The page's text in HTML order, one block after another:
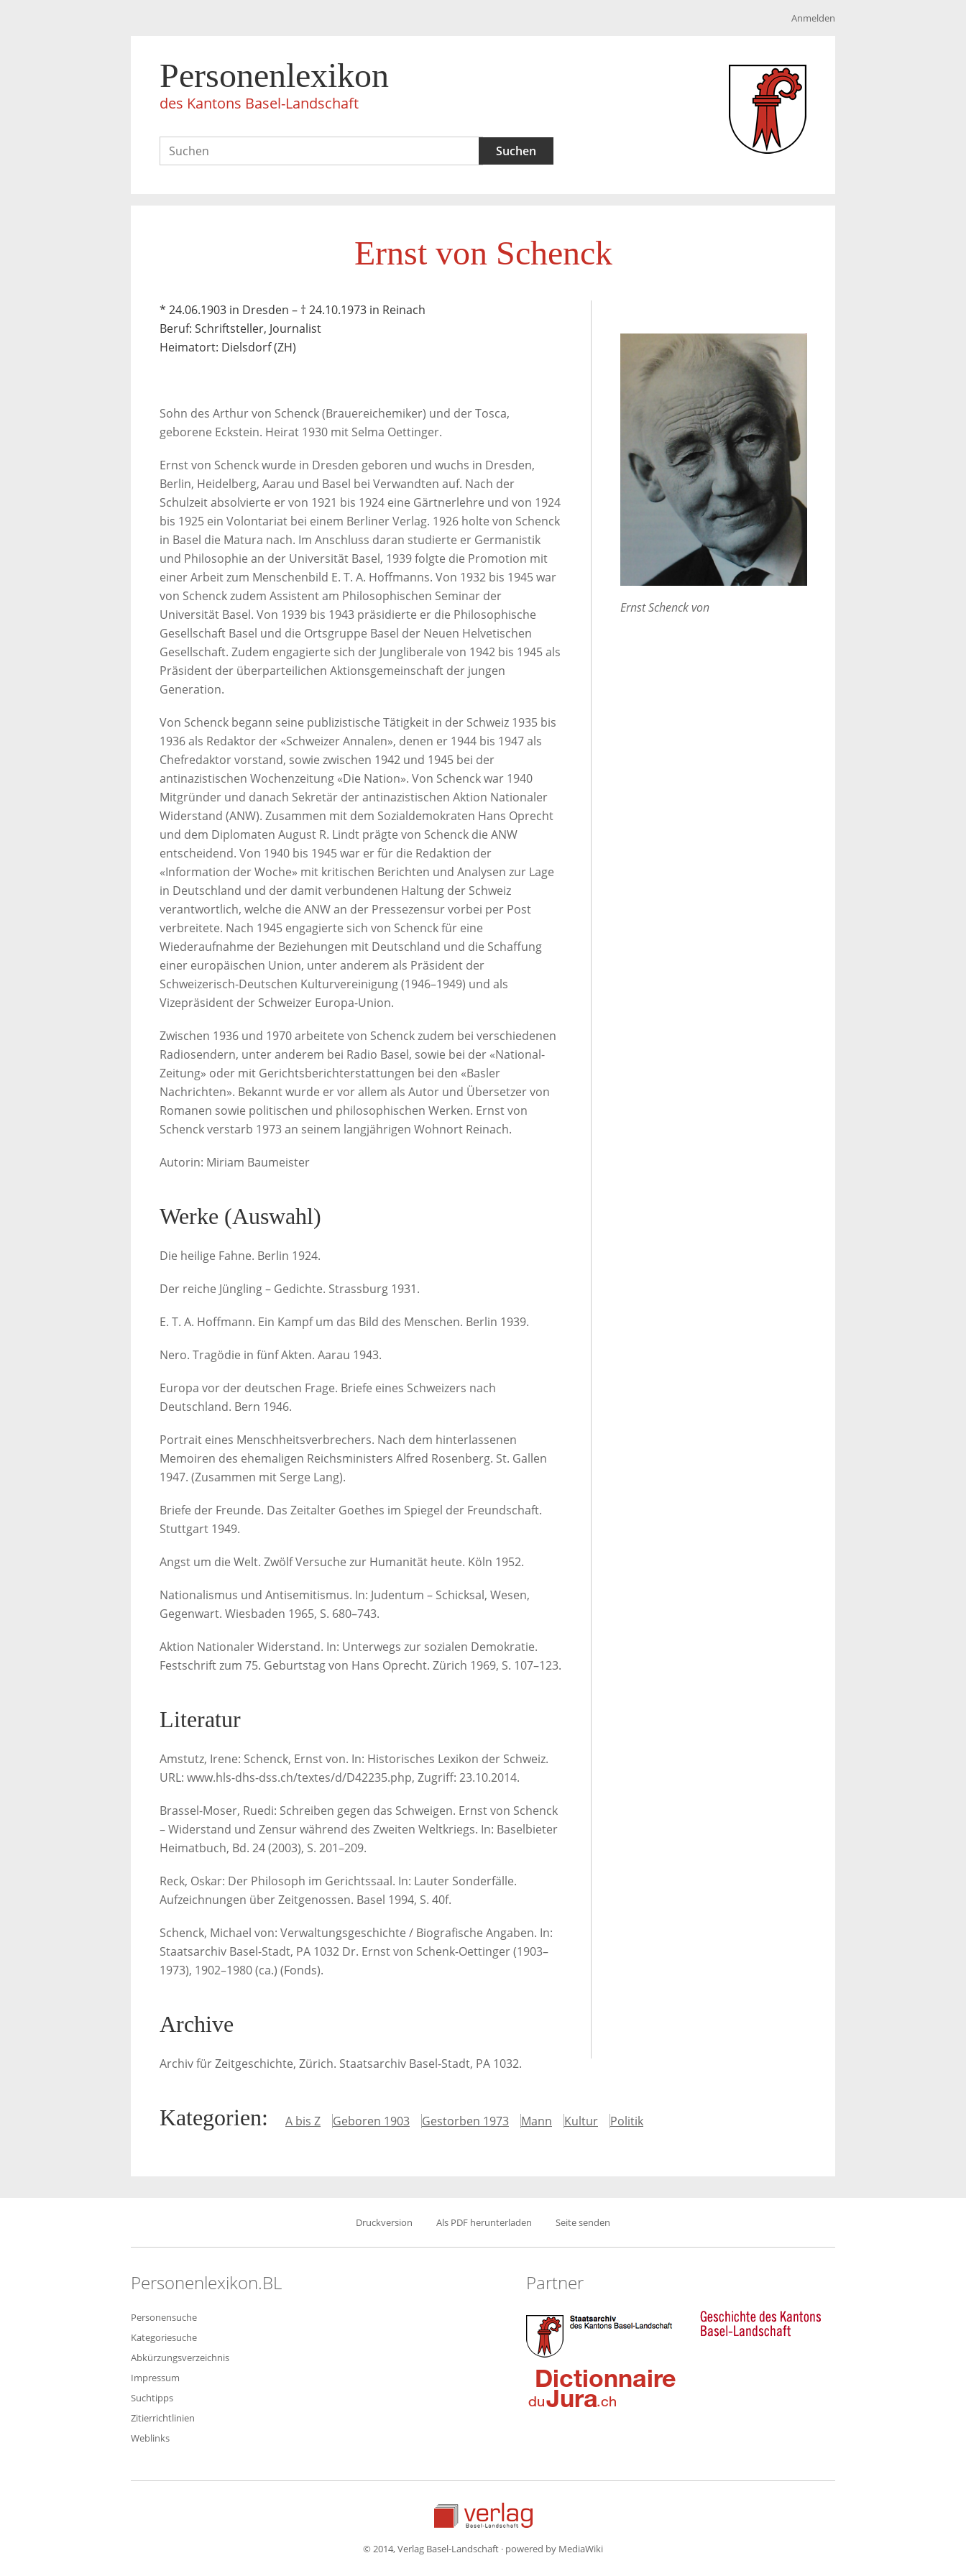
Anmelden
Personenlexikon
des Kantons Basel-Landschaft
Ernst von Schenck
* 24.06.1903 in Dresden – † 24.10.1973 in Reinach
Beruf: Schriftsteller, Journalist
Heimatort: Dielsdorf (ZH)
Ernst Schenck von
Sohn des Arthur von Schenck (Brauereichemiker) und der Tosca,
geborene Eckstein. Heirat 1930 mit Selma Oettinger.
Ernst von Schenck wurde in Dresden geboren und wuchs in Dresden,
Berlin, Heidelberg, Aarau und Basel bei Verwandten auf. Nach der
Schulzeit absolvierte er von 1921 bis 1924 eine Gärtnerlehre und von 1924
bis 1925 ein Volontariat bei einem Berliner Verlag. 1926 holte von Schenck
in Basel die Matura nach. Im Anschluss daran studierte er Germanistik
und Philosophie an der Universität Basel, 1939 folgte die Promotion mit
einer Arbeit zum Menschenbild E. T. A. Hoffmanns. Von 1932 bis 1945 war
von Schenck zudem Assistent am Philosophischen Seminar der
Universität Basel. Von 1939 bis 1943 präsidierte er die Philosophische
Gesellschaft Basel und die Ortsgruppe Basel der Neuen Helvetischen
Gesellschaft. Zudem engagierte sich der Jungliberale von 1942 bis 1945 als
Präsident der überparteilichen Aktionsgemeinschaft der jungen
Generation.
Von Schenck begann seine publizistische Tätigkeit in der Schweiz 1935 bis
1936 als Redaktor der «Schweizer Annalen», denen er 1944 bis 1947 als
Chefredaktor vorstand, sowie zwischen 1942 und 1945 bei der
antinazistischen Wochenzeitung «Die Nation». Von Schenck war 1940
Mitgründer und danach Sekretär der antinazistischen Aktion Nationaler
Widerstand (ANW). Zusammen mit dem Sozialdemokraten Hans Oprecht
und dem Diplomaten August R. Lindt prägte von Schenck die ANW
entscheidend. Von 1940 bis 1945 war er für die Redaktion der
«Information der Woche» mit kritischen Berichten und Analysen zur Lage
in Deutschland und der damit verbundenen Haltung der Schweiz
verantwortlich, welche die ANW an der Pressezensur vorbei per Post
verbreitete. Nach 1945 engagierte sich von Schenck für eine
Wiederaufnahme der Beziehungen mit Deutschland und die Schaffung
einer europäischen Union, unter anderem als Präsident der
Schweizerisch-Deutschen Kulturvereinigung (1946–1949) und als
Vizepräsident der Schweizer Europa-Union.
Zwischen 1936 und 1970 arbeitete von Schenck zudem bei verschiedenen
Radiosendern, unter anderem bei Radio Basel, sowie bei der «National-
Zeitung» oder mit Gerichtsberichterstattungen bei den «Basler
Nachrichten». Bekannt wurde er vor allem als Autor und Übersetzer von
Romanen sowie politischen und philosophischen Werken. Ernst von
Schenck verstarb 1973 an seinem langjährigen Wohnort Reinach.
Autorin: Miriam Baumeister
Werke (Auswahl)
Die heilige Fahne. Berlin 1924.
Der reiche Jüngling – Gedichte. Strassburg 1931.
E. T. A. Hoffmann. Ein Kampf um das Bild des Menschen. Berlin 1939.
Nero. Tragödie in fünf Akten. Aarau 1943.
Europa vor der deutschen Frage. Briefe eines Schweizers nach
Deutschland. Bern 1946.
Portrait eines Menschheitsverbrechers. Nach dem hinterlassenen
Memoiren des ehemaligen Reichsministers Alfred Rosenberg. St. Gallen
1947. (Zusammen mit Serge Lang).
Briefe der Freunde. Das Zeitalter Goethes im Spiegel der Freundschaft.
Stuttgart 1949.
Angst um die Welt. Zwölf Versuche zur Humanität heute. Köln 1952.
Nationalismus und Antisemitismus. In: Judentum – Schicksal, Wesen,
Gegenwart. Wiesbaden 1965, S. 680–743.
Aktion Nationaler Widerstand. In: Unterwegs zur sozialen Demokratie.
Festschrift zum 75. Geburtstag von Hans Oprecht. Zürich 1969, S. 107–123.
Literatur
Amstutz, Irene: Schenck, Ernst von. In: Historisches Lexikon der Schweiz.
URL: www.hls-dhs-dss.ch/textes/d/D42235.php, Zugriff: 23.10.2014.
Brassel-Moser, Ruedi: Schreiben gegen das Schweigen. Ernst von Schenck
– Widerstand und Zensur während des Zweiten Weltkriegs. In: Baselbieter
Heimatbuch, Bd. 24 (2003), S. 201–209.
Reck, Oskar: Der Philosoph im Gerichtssaal. In: Lauter Sonderfälle.
Aufzeichnungen über Zeitgenossen. Basel 1994, S. 40f.
Schenck, Michael von: Verwaltungsgeschichte / Biografische Angaben. In:
Staatsarchiv Basel-Stadt, PA 1032 Dr. Ernst von Schenk-Oettinger (1903–
1973), 1902–1980 (ca.) (Fonds).
Archive
Archiv für Zeitgeschichte, Zürich. Staatsarchiv Basel-Stadt, PA 1032.
Kategorien: A bis Z Geboren 1903 Gestorben 1973 Mann Kultur Politik
Druckversion Als PDF herunterladen Seite senden
Personenlexikon.BL
Personensuche
Kategoriesuche
Abkürzungsverzeichnis
Impressum
Suchtipps
Zitierrichtlinien
Weblinks
Partner
© 2014, Verlag Basel-Landschaft · powered by MediaWiki